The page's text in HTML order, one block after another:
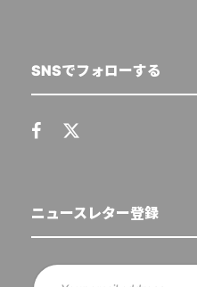
SNSでフォローする
ニュースレター登録